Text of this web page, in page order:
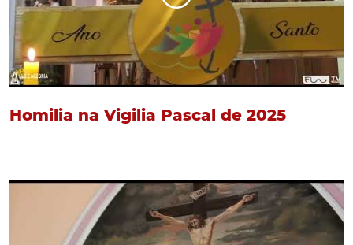
Homilia na Vigilia Pascal de 2025